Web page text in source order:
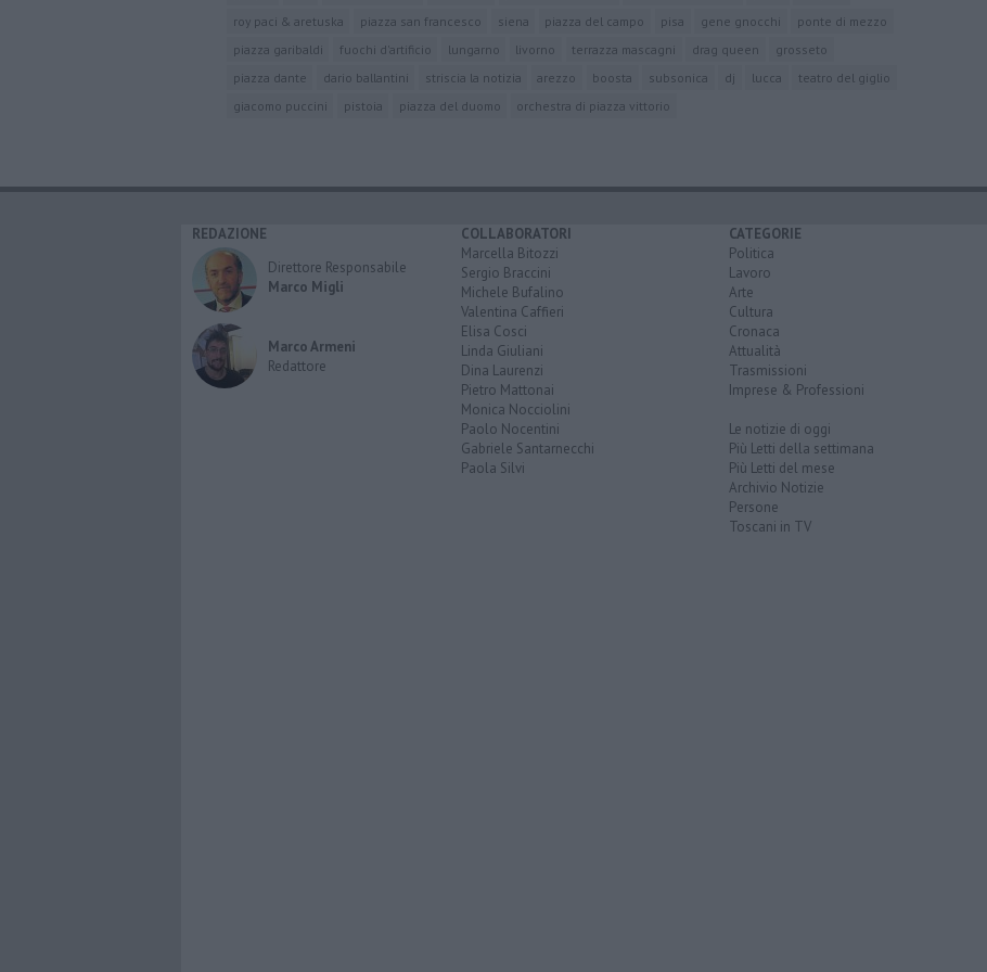
roy paci & aretuska
piazza san francesco siena piazza del campo pisa gene gnocchi
ponte di mezzo
piazza garibaldi
fuochi d'artificio lungarno livorno terrazza mascagni drag queen
grosseto
piazza dante
dario ballantini striscia la notizia arezzo boosta subsonica dj lucca
teatro del giglio
giacomo puccini
pistoia piazza del duomo orchestra di piazza vittorio
REDAZIONE
Direttore Responsabile
Marco Migli
Marco Armeni
Redattore
COLLABORATORI
Marcella Bitozzi
Sergio Braccini
Michele Bufalino
Valentina Caffieri
Elisa Cosci
Linda Giuliani
Dina Laurenzi
Pietro Mattonai
Monica Nocciolini
Paolo Nocentini
Gabriele Santarnecchi
Paola Silvi
CATEGORIE
Politica
Lavoro
Arte
Cultura
Cronaca
Attualità
Trasmissioni
Imprese & Professioni
Le notizie di oggi
Più Letti della settimana
Più Letti del mese
Archivio Notizie
Persone
Toscani in TV